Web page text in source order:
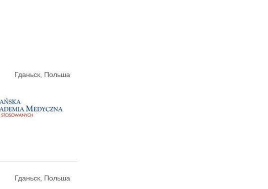
Гданьск, Польша
Гданьск, Польша